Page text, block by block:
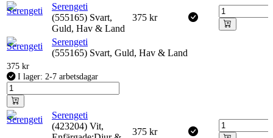
Serengeti
(555165) Svart,
Guld, Hav & Land
375 kr
Serengeti
(555165) Svart, Guld, Hav & Land
375 kr
I lager: 2-7 arbetsdagar
Serengeti
(423204) Vit,
375 kr